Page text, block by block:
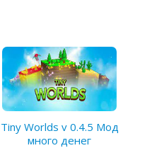
Tiny Worlds v 0.4.5 Мод
много денег